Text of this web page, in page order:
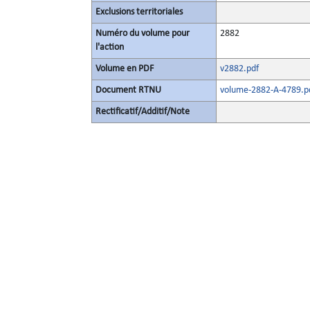
Exclusions territoriales
Numéro du volume pour
l'action
2882
Volume en PDF v2882.pdf
Document RTNU volume-2882-A-
Rectificatif/Additif/Note